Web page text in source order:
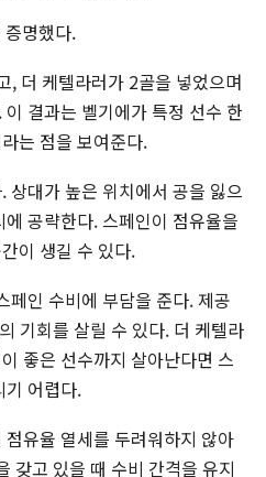
명했다.
, 더 케텔라러가 2골을 넣었으며
결과는 벨기에가 특정 선수 한
는 점을 보여준다.
상대가 높은 위치에서 공을 잃으
공략한다. 스페인이 점유율을
이 생길 수 있다.
페인 수비에 부담을 준다. 제공
기회를 살릴 수 있다. 더 케텔라
좋은 선수까지 살아난다면 스
기 어렵다.
유율 열세를 두려워하지 않아
갖고 있을 때 수비 간격을 유지